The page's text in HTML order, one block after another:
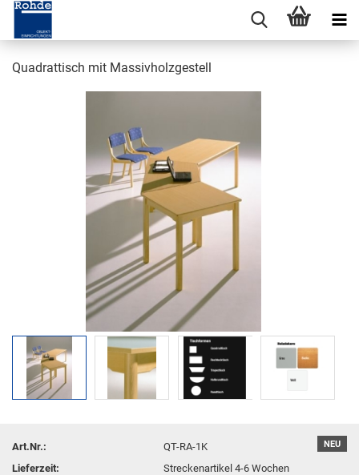
Quadrattisch mit Massivholzgestell
NEU
Art.Nr.:
QT-RA-1K
Lieferzeit:
Streckenartikel 4-6 Wochen